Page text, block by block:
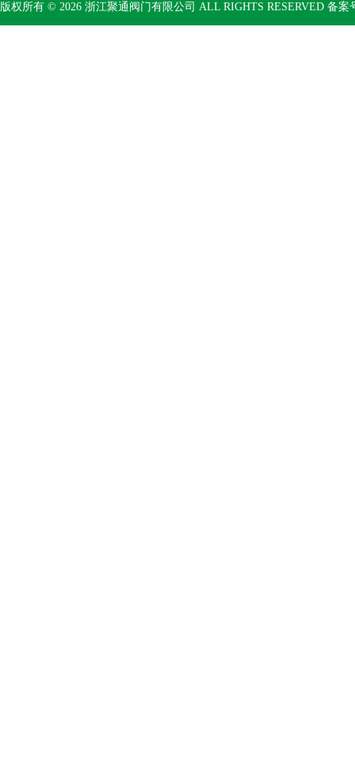
版权所有 © 2026 浙江聚通阀门有限公司 ALL RIGHTS RESERVED 备案